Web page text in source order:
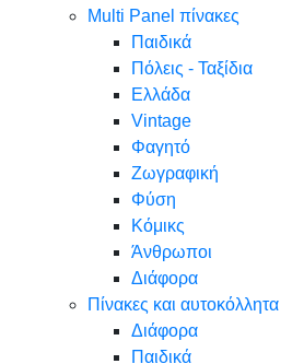
Multi Panel πίνακες
Παιδικά
Πόλεις - Ταξίδια
Ελλάδα
Vintage
Φαγητό
Ζωγραφική
Φύση
Κόμικς
Άνθρωποι
Διάφορα
Πίνακες και αυτοκόλλητα
Διάφορα
Παιδικά